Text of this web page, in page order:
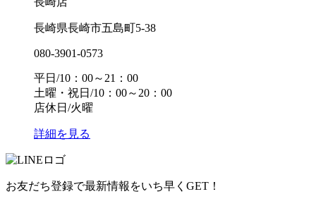
長崎県長崎市五島町5-38
080-3901-0573
平日/10：00～21：00
土曜・祝日/10：00～20：00
店休日/火曜
詳細を見る
お友だち登録で最新情報をいち早くGET！